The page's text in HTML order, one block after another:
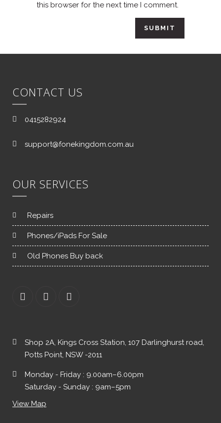
this browser for the next time I comment.
CONTACT US
0415282924
support@fonekingdom.com.au
OUR SERVICES
Repairs
Phones/iPads For Sale
Old Phones Buy back
Shop 2A, Kings Cross Station, 107 Darlinghurst road,
Potts Point, NSW -2011
Monday - Friday : 9.00am–6.00pm
Saturday - Sunday : 9am–5pm
View Map